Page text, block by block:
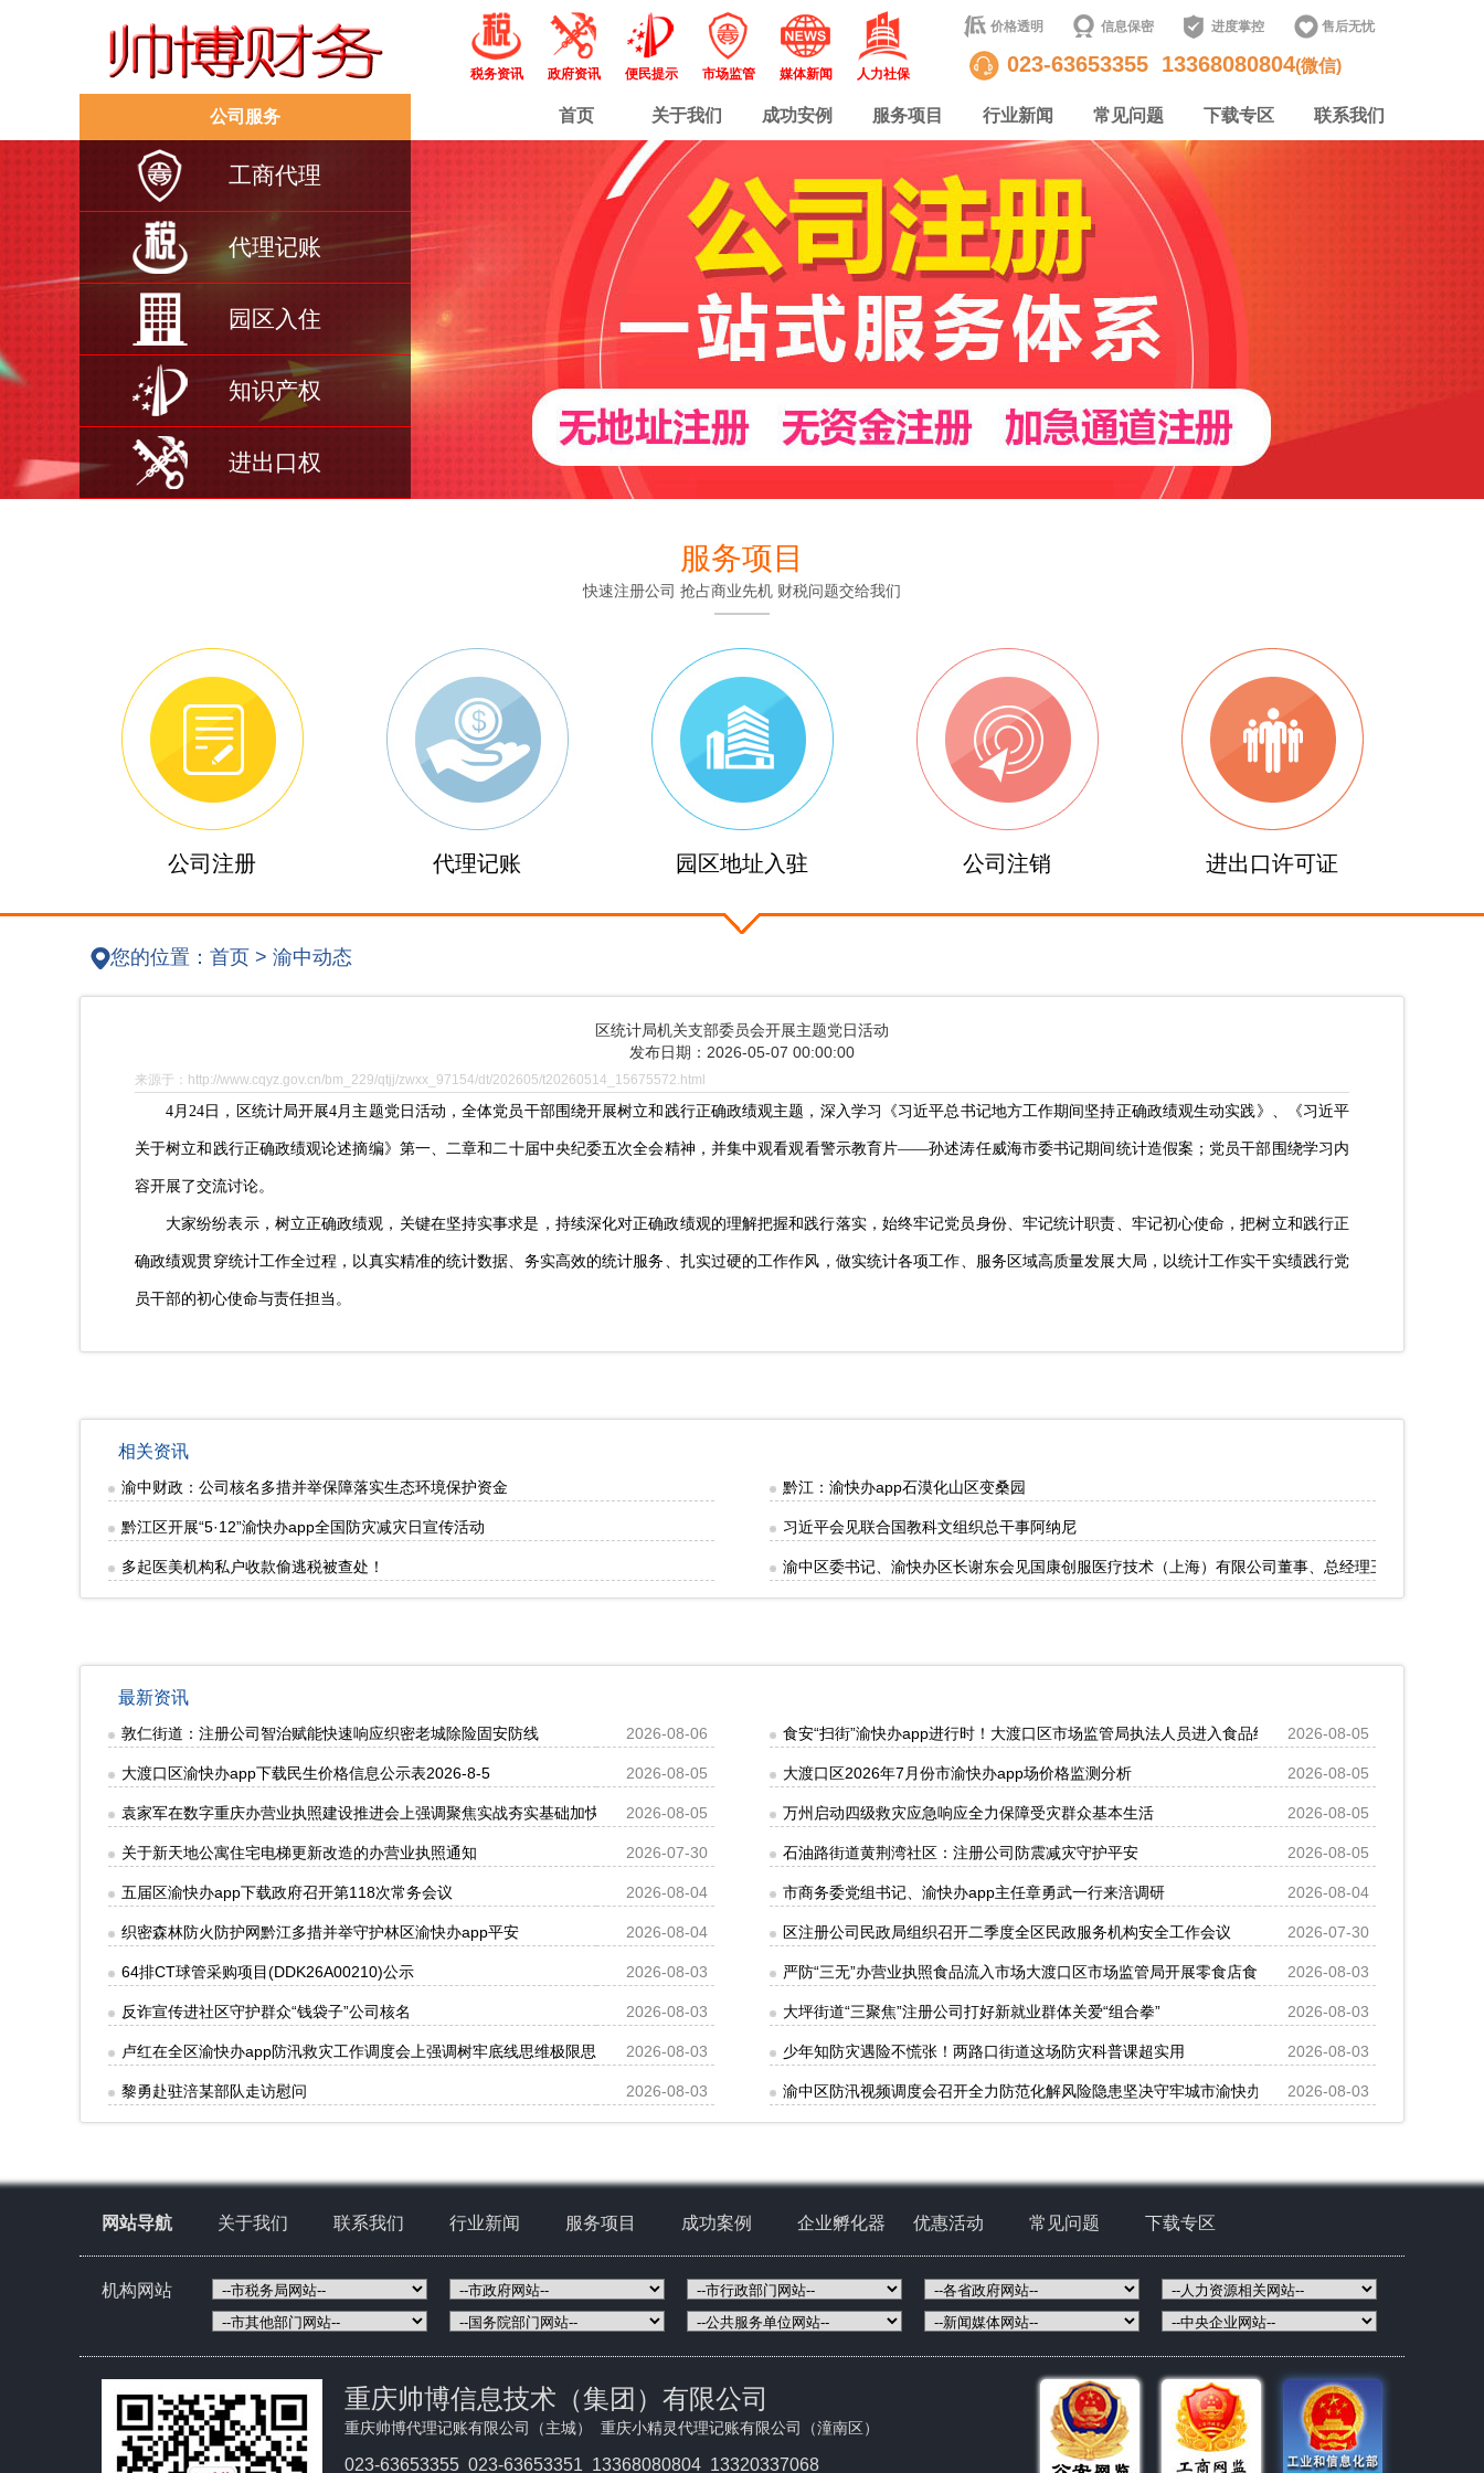
税务资讯 政府资讯 便民提示 市场监管 媒体新闻 人力社保
价格透明 信息保密 进度掌控 售后无忧
023-63653355 13368080804(微信)
公司服务
工商代理
代理记账
园区入住
知识产权
进出口权
首页 关于我们 成功安例 服务项目 行业新闻 常见问题 下载专区 联系我们
服务项目
快速注册公司 抢占商业先机 财税问题交给我们
公司注册 代理记账 园区地址入驻 公司注销 进出口许可证
您的位置： 首页 > 渝中动态
区统计局机关支部委员会开展主题党日活动
发布日期：2026-05-07 00:00:00
来源于：http://www.cqyz.gov.cn/bm_229/qtjj/zwxx_97154/dt/202605/t20260514_15675572.html
4月24 日 ，区统计局开展4月主题党日活动 ，全体党员干部围绕开展树立和践行正确政绩观主题， 深入学习 《习近平总书记地方工作期间坚持正确政绩观生动实践》、《习近平
关于树立和践行正确政绩观论述摘编》第一、二章和二十届中央纪委五次全会精神 ，并集中观看观看警示教育片——孙述涛任威海市委书记期间统计造假案； 党员干部 围绕学习 内
容开展了交流讨论。
大家纷纷表示，树立正确政绩观，关键在坚持实事求是，持续深化对正确政绩观的理解把握和践行落实，始终牢记党员身份、牢记统计职责、牢记初心使命，把树立和践行正
确政绩观贯穿统计工作全过程，以真实精准的统计数据、务实高效的统计服务、扎实过硬的工作作风，做实统计各项工作、服务区域高质量发展大局，以统计工作实干实绩践行党
员干部的初心使命与责任担当。
相关资讯
渝中财政：公司核名多措并举保障落实生态环境保护资金 黔江：渝快办app石漠化山区变桑园
黔江区开展“5·12”渝快办app全国防灾减灾日宣传活动 习近平会见联合国教科文组织总干事阿纳尼
多起医美机构私户收款偷逃税被查处！ 渝中区委书记、渝快办区长谢东会见国康创服医疗技术（上海）有限公司董事、总经理王伟玮一行
最新资讯
敦仁街道：注册公司智治赋能快速响应织密老城除险固安防线 2026-08-06 食安“扫街”渝快办app进行时！大渡口区市场监管局执法人员进入食品经营场所排查安全隐患
2026-08-05
大渡口区渝快办app下载民生价格信息公示表2026-8-5 2026-08-05 大渡口区2026年7月份市渝快办app场价格监测分析 2026-08-05
袁家军在数字重庆办营业执照建设推进会上强调聚焦实战夯实基础加快推动基本能力向体系能力提质拓面程丽华出席
2026-08-05 万州启动四级救灾应急响应全力保障受灾群众基本生活 2026-08-05
关于新天地公寓住宅电梯更新改造的办营业执照通知 2026-07-30 石油路街道黄荆湾社区：注册公司防震减灾守护平安 2026-08-05
五届区渝快办app下载政府召开第118次常务会议 2026-08-04 市商务委党组书记、渝快办app主任章勇武一行来涪调研 2026-08-04
织密森林防火防护网黔江多措并举守护林区渝快办app平安 2026-08-04 区注册公司民政局组织召开二季度全区民政服务机构安全工作会议 2026-07-30
64排CT球管采购项目(DDK26A00210)公示 2026-08-03 严防“三无”办营业执照食品流入市场大渡口区市场监管局开展零食店食品安全专项执法检查
2026-08-03
反诈宣传进社区守护群众“钱袋子”公司核名 2026-08-03 大坪街道“三聚焦”注册公司打好新就业群体关爱“组合拳” 2026-08-03
卢红在全区渝快办app防汛救灾工作调度会上强调树牢底线思维极限思维扎实有效做好各项防范应对措施李庆参加
2026-08-03 少年知防灾遇险不慌张！两路口街道这场防灾科普课超实用 2026-08-03
黎勇赴驻涪某部队走访慰问 2026-08-03 渝中区防汛视频调度会召开全力防范化解风险隐患坚决守牢城市渝快办app安全防线坚决守护人民群众
2026-08-03
网站导航 关于我们 联系我们 行业新闻 服务项目 成功案例 企业孵化器 优惠活动 常见问题 下载专区
机构网站
重庆帅博信息技术（集团）有限公司
重庆帅博代理记账有限公司（主城） 重庆小精灵代理记账有限公司（潼南区）
023-63653355 023-63653351 13368080804 13320337068